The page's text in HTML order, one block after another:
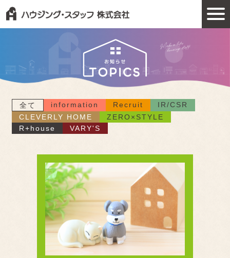
全て information Recruit
IR/CSR
CLEVERLY HOME
ZERO×STYLE
R+house
VARY'S